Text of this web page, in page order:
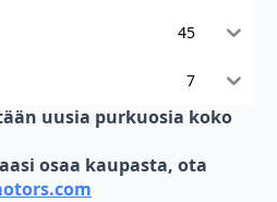
45
7
uusia purkuosia koko
osaa kaupasta, ota